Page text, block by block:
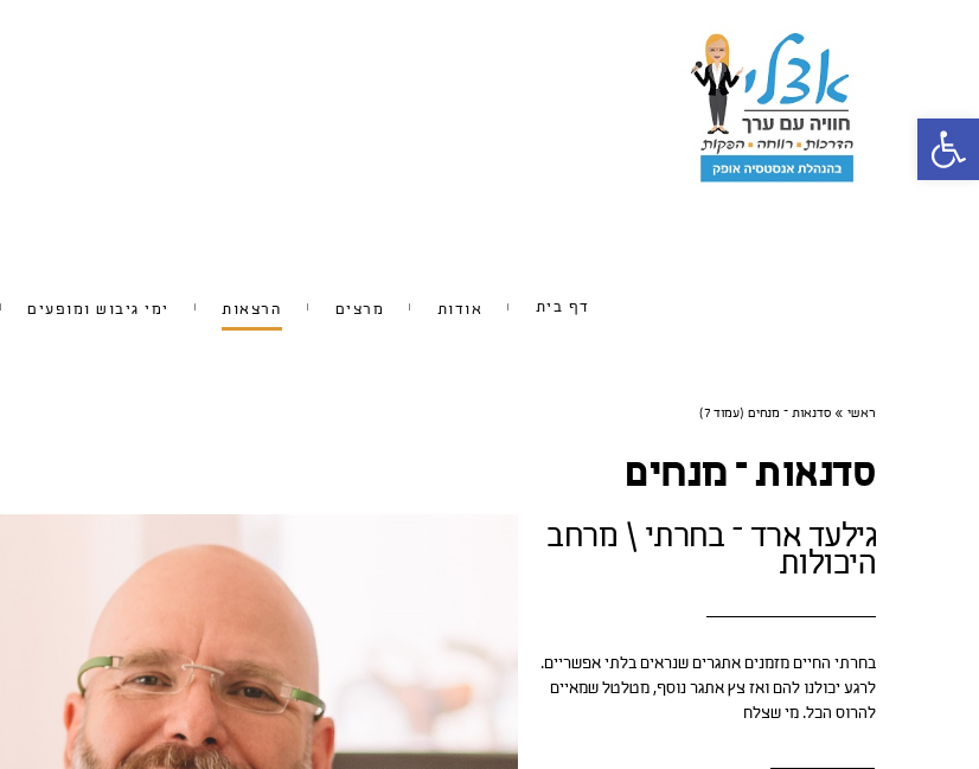
פתח סרגל נגישות
דף בית אודות מרצים הרצאות ימי גיבוש ומופעים
ראשי » סדנאות – מנחים (עמוד 7)
סדנאות – מנחים
גילעד ארד – בחרתי \ מרחב
היכולות
בחרתי החיים מזמנים אתגרים שנראים בלתי אפשריים.
לרגע יכולנו להם ואז צץ אתגר נוסף, מטלטל שמאיים
להרוס הכל. מי שצלח